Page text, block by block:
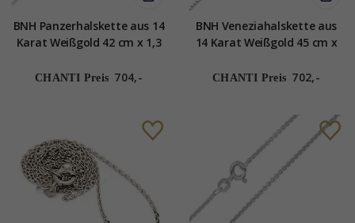
BNH Panzerhalskette aus 14
Karat Weißgold 42 cm x 1,3
CHANTI Preis 704,-
BNH Veneziahalskette aus
14 Karat Weißgold 45 cm x
CHANTI Preis 702,-